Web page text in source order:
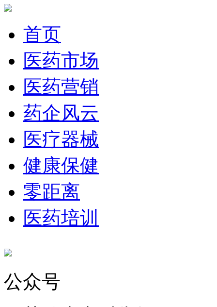
首页
医药市场
医药营销
药企风云
医疗器械
健康保健
零距离
医药培训
公众号